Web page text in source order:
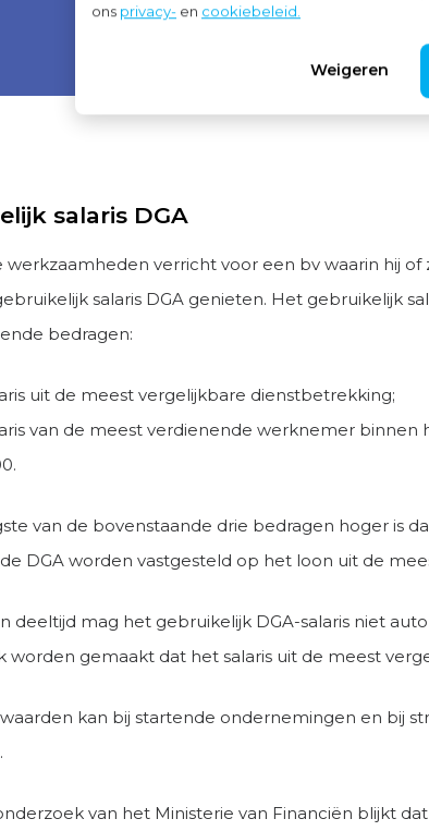
ons privacy- en cookiebeleid.
Weigeren
salaris DGA
werkzaamheden verricht voor een bv waarin hij
salaris DGA genieten. Het gebruikelijk
bedragen:
uit de meest vergelijkbare dienstbetrekking;
van de meest verdienende werknemer binnen
van de bovenstaande drie bedragen hoger is
de DGA worden vastgesteld op het loon uit de
deeltijd mag het gebruikelijk DGA-salaris niet
worden gemaakt dat het salaris uit de meest
kan bij startende ondernemingen en bij
van het Ministerie van Financiën blijkt